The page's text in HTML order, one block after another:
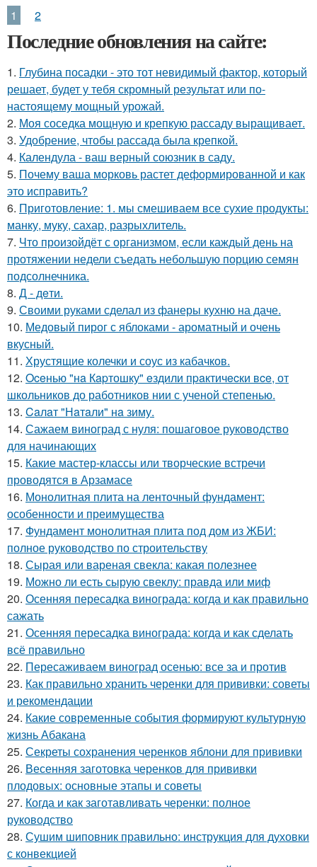
1 2
Последние обновления на сайте:
1. Глубина посадки - это тот невидимый фактор, который
решает, будет у тебя скромный результат или по-
настоящему мощный урожай.
2. Моя соседка мощную и крепкую рассаду выращивает.
3. Удобрение, чтобы рассада была крепкoй.
4. Календула - ваш верный союзник в саду.
5. Почему ваша морковь растет деформированной и как
это исправить?
6. Приготовление: 1. мы смешиваем все сухие продукты:
манку, муку, сахар, разрыхлитель.
7. Что произойдёт с организмом, если каждый день на
протяжении недели съедать небольшую порцию семян
подсолнечника.
8. Д - дeти.
9. Своими руками сделал из фанеры кухню на даче.
10. Медовый пирог с яблоками - ароматный и очень
вкусный.
11. Хрустящие колечки и соус из кабачков.
12. Oceнью "нa Кapтошку" eздили пpaктичecки вce, от
школьников до работников нии с ученой степенью.
13. Caлaт "Нaтaли" нa зиму.
14. Сажаем виноград с нуля: пошаговое руководство
для начинающих
15. Какие мастер-классы или творческие встречи
проводятся в Арзамасе
16. Монолитная плита на ленточный фундамент:
особенности и преимущества
17. Фундамент монолитная плита под дом из ЖБИ:
полное руководство по строительству
18. Сырая или вареная свекла: какая полезнее
19. Можно ли есть сырую свеклу: правда или миф
20. Осенняя пересадка винограда: когда и как правильно
сажать
21. Осенняя пересадка винограда: когда и как сделать
всё правильно
22. Пересаживаем виноград осенью: все за и против
23. Как правильно хранить черенки для прививки: советы
и рекомендации
24. Какие современные события формируют культурную
жизнь Абакана
25. Секреты сохранения черенков яблони для прививки
26. Весенняя заготовка черенков для прививки
плодовых: основные этапы и советы
27. Когда и как заготавливать черенки: полное
руководство
28. Сушим шиповник правильно: инструкция для духовки
с конвекцией